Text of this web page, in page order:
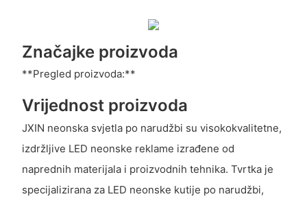
Značajke proizvoda
**Pregled proizvoda:**
Vrijednost proizvoda
JXIN neonska svjetla po narudžbi su visokokvalitetne,
izdržljive LED neonske reklame izrađene od
naprednih materijala i proizvodnih tehnika. Tvrtka je
specijalizirana za LED neonske kutije po narudžbi,